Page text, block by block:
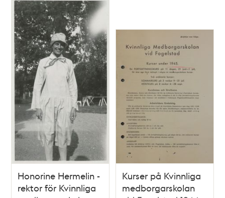
Honorine Hermelin -
rektor för Kvinnliga
Kurser på Kvinnliga
medborgarskolan